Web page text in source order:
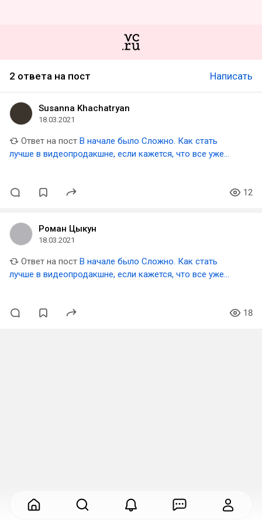
2 ответа на пост Написать
Susanna Khachatryan
18.03.2021
Ответ на пост В начале было Сложно. Как стать
лучше в видеопродакшне, если кажется, что все уже
12
Роман Цыкун
18.03.2021
Ответ на пост В начале было Сложно. Как стать
лучше в видеопродакшне, если кажется, что все уже
18